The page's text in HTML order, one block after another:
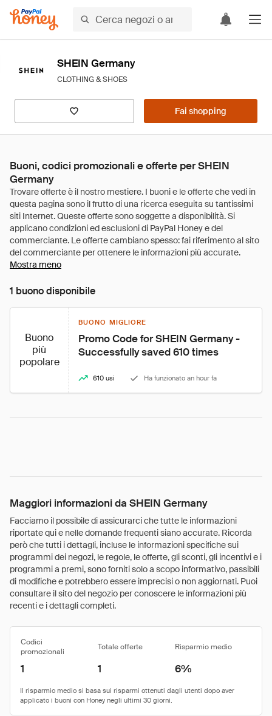
SHEIN Germany
CLOTHING & SHOES
Fai shopping
Buoni, codici promozionali e offerte per SHEIN
Germany
Mostra meno
1 buono disponibile
Buono
più
popolare
BUONO MIGLIORE
Promo Code for SHEIN Germany -
Successfully saved 610 times
610 usi Ha funzionato an hour fa
Maggiori informazioni da SHEIN Germany
Facciamo il possibile di assicurarci che tutte le informazioni
riportate qui e nelle domande frequenti siano accurate. Ricorda
però che tutti i dettagli, incluse le informazioni specifiche sui
programmi dei negozi, le regole, le offerte, gli sconti, gli incentivi e i
programmi a premi, sono forniti solo a scopo informativo, passibili
di modifiche e potrebbero essere imprecisi o non aggiornati. Puoi
consultare il sito del negozio per conoscere le informazioni più
recenti e i dettagli completi.
Codici
promozionali
Totale offerte Risparmio medio
1 1 6%